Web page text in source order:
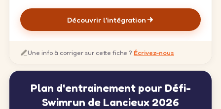
Découvrir l'intégration
Une info à corriger sur cette fiche ? Écrivez-nous
Plan d'entrainement pour Défi-
Swimrun de Lancieux 2026